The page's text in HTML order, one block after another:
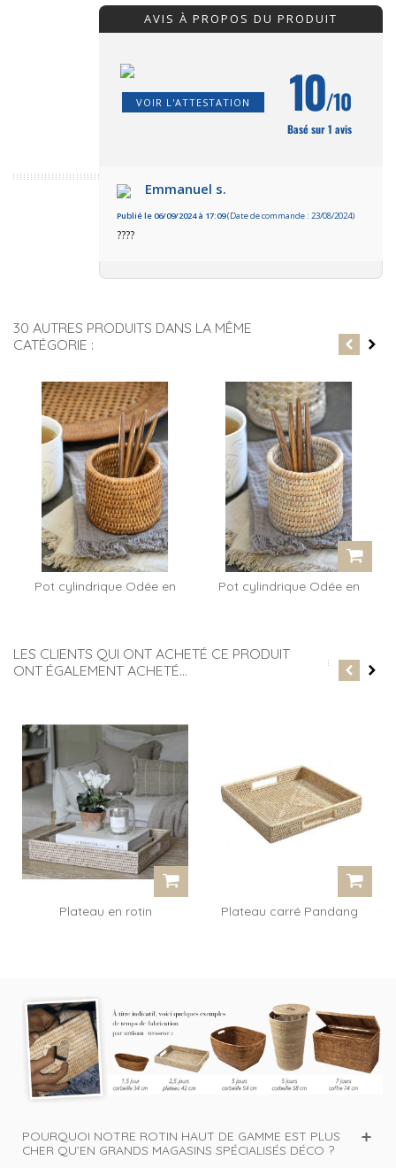
AVIS À PROPOS DU PRODUIT
VOIR L'ATTESTATION 10/10
Basé sur 1 avis
Emmanuel s.
Publié le 06/09/2024 à 17:09(Date de commande : 23/08/2024)
????
30 AUTRES PRODUITS DANS LA MÊME
CATÉGORIE :
Pot cylindrique Odée en
Pot cylindrique Odée en
LES CLIENTS QUI ONT ACHETÉ CE PRODUIT
ONT ÉGALEMENT ACHETÉ...
Plateau en rotin
Plateau carré Pandang
POURQUOI NOTRE ROTIN HAUT DE GAMME EST PLUS
CHER QU’EN GRANDS MAGASINS SPÉCIALISÉS DÉCO ?